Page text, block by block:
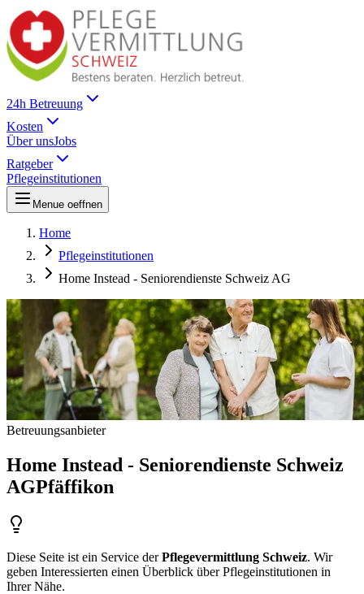
24h Betreuung
Kosten
Über unsJobs
Ratgeber
Pflegeinstitutionen
Menue oeffnen
Home
Pflegeinstitutionen
Home Instead - Seniorendienste Schweiz AG
Betreuungsanbieter
Home Instead - Seniorendienste Schweiz
AGPfäffikon
Diese Seite ist ein Service derPflegevermittlung Schweiz. Wir
geben Interessierten einen Überblick über Pflegeinstitutionen in
Ihrer Nähe.